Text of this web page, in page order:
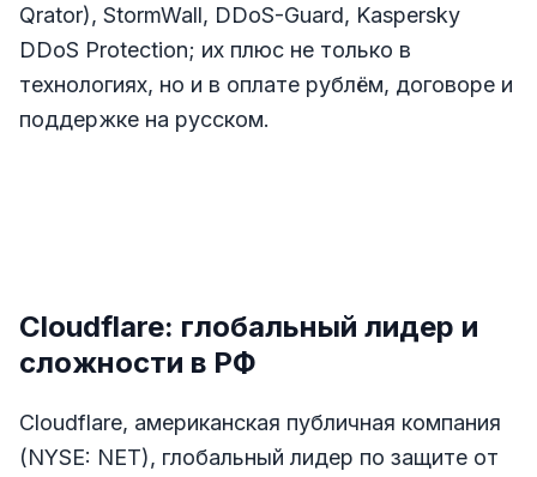
Qrator), StormWall, DDoS-Guard, Kaspersky
DDoS Protection; их плюс не только в
технологиях, но и в оплате рублём, договоре и
поддержке на русском.
Cloudflare: глобальный лидер и
сложности в РФ
Cloudflare, американская публичная компания
(NYSE: NET), глобальный лидер по защите от